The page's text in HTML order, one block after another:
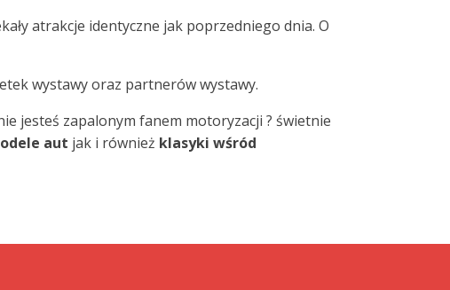
atrakcje identyczne jak poprzedniego dnia. O
wystawy oraz partnerów wystawy.
jesteś zapalonym fanem motoryzacji ? świetnie
aut jak i również klasyki wśród